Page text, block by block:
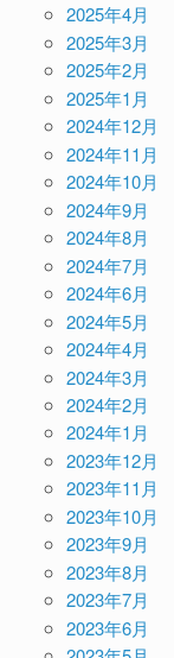
2025年4月
2025年3月
2025年2月
2025年1月
2024年12月
2024年11月
2024年10月
2024年9月
2024年8月
2024年7月
2024年6月
2024年5月
2024年4月
2024年3月
2024年2月
2024年1月
2023年12月
2023年11月
2023年10月
2023年9月
2023年8月
2023年7月
2023年6月